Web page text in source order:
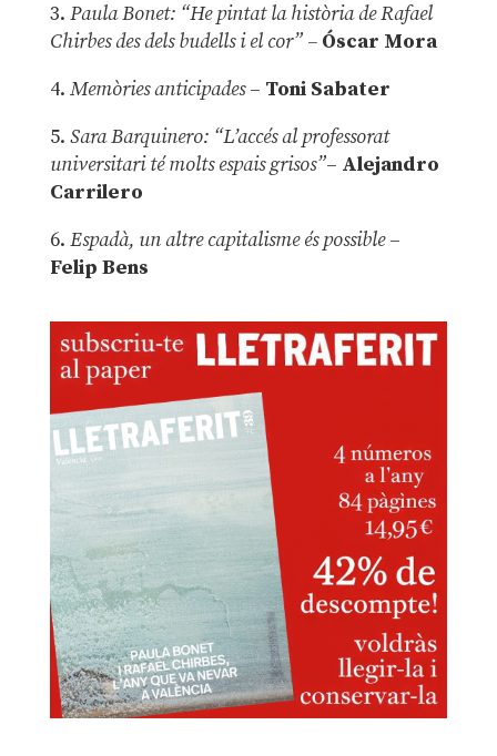
3. Paula Bonet: “He pintat la història de Rafael
Chirbes des dels budells i el cor” –Óscar Mora
4. Memòries anticipades– Toni Sabater
5. Sara Barquinero: “L’accés al professorat
universitari té molts espais grisos”– Alejandro
Carrilero
6. Espadà, un altre capitalisme és possible –
Felip Bens